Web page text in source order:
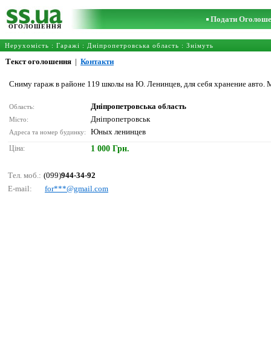
ОГОЛОШЕННЯ
Подати
Нерухомість : Гаражі : Дніпропетровська область : Знімуть
Текст оголошення | Контакти
Сниму гараж в районе 119 школы на Ю. Ленинцев, для себя хранение авто.
Область: Дніпропетровська область
Місто: Дніпропетровськ
Адреса та номер будинку: Юных ленинцев
Ціна: 1 000 Грн.
Тел. моб.: (099)944-34-92
E-mail:
fоr***@gmаil.соm